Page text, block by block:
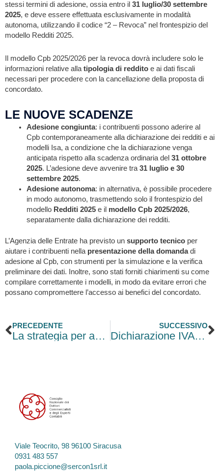
stessi termini di adesione, ossia entro il 31 luglio/30 settembre
2025, e deve essere effettuata esclusivamente in modalità
autonoma, utilizzando il codice “2 – Revoca” nel frontespizio del
modello Redditi 2025.
Il modello Cpb 2025/2026 per la revoca dovrà includere solo le
informazioni relative alla tipologia di reddito e ai dati fiscali
necessari per procedere con la cancellazione della proposta di
concordato.
LE NUOVE SCADENZE
Adesione congiunta: i contribuenti possono aderire al
Cpb contemporaneamente alla dichiarazione dei redditi e ai
modelli Isa, a condizione che la dichiarazione venga
anticipata rispetto alla scadenza ordinaria del 31 ottobre
2025. L’adesione deve avvenire tra31 luglio e 30
settembre 2025.
Adesione autonoma: in alternativa, è possibile procedere
in modo autonomo, trasmettendo solo il frontespizio del
modello Redditi 2025e il modello Cpb 2025/2026,
separatamente dalla dichiarazione dei redditi.
L’Agenzia delle Entrate ha previsto un supporto tecnico per
aiutare i contribuenti nella presentazione della domandadi
adesione al Cpb, con strumenti per la simulazione e la verifica
preliminare dei dati. Inoltre, sono stati forniti chiarimenti su come
compilare correttamente i modelli, in modo da evitare errori che
possano compromettere l’accesso ai benefici del concordato.
Precedente
PRECEDENTE
La strategia per acquisire clienti con Linkedin
SUCCESSIVO
Dichiarazione IVA in scadenza per i Forfettari transitati nel 2025
Viale Teocrito, 98 96100 Siracusa
0931 483 557
paola.piccione@sercon1srl.it